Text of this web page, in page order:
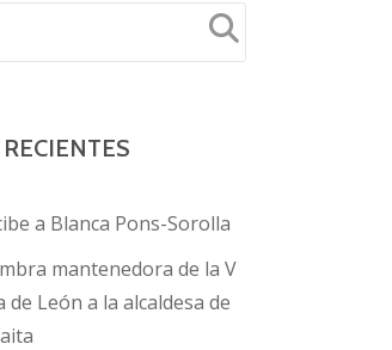
a Blanca Pons-Sorolla
mantenedora de la V
León a la alcaldesa de